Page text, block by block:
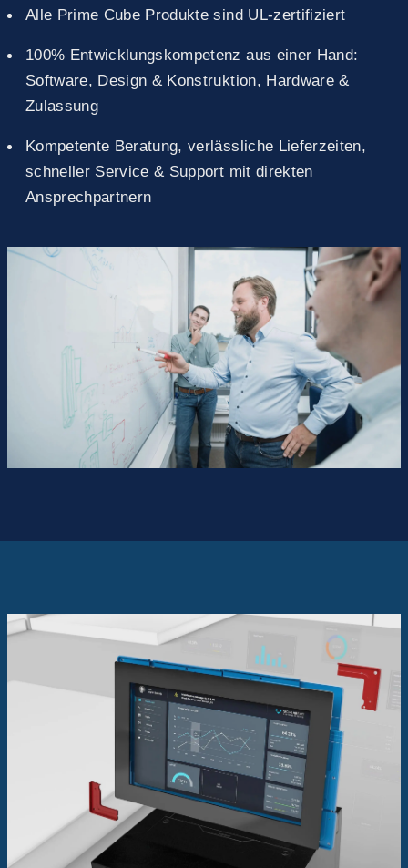
Alle Prime Cube Produkte sind UL-zertifiziert
100% Entwicklungskompetenz aus einer Hand:
Software, Design & Konstruktion, Hardware &
Zulassung
Kompetente Beratung, verlässliche Lieferzeiten,
schneller Service & Support mit direkten
Ansprechpartnern